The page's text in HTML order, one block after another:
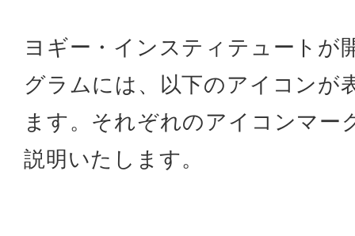
ヨギー・インスティテュートが
グラムには、以下のアイコンが
ます。それぞれのアイコンマー
説明いたします。